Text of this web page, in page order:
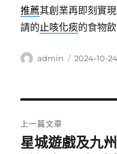
推薦其創業再即刻實
請的止咳化痰的食物
作
admin
發
2024-10-24
章
上一篇文章
上
星城遊戲及九